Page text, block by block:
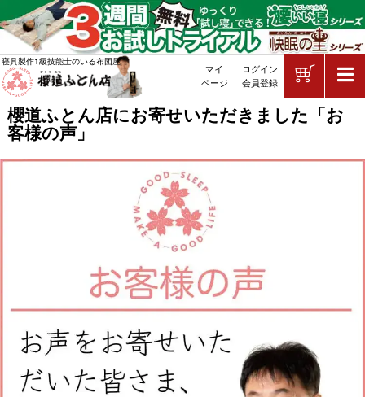
櫻道ふとん店にお寄せいただきました「お
客様の声」
敷布団・掛け布団・羽毛布団・マ
寝具製作1級技能士のいる布団屋
マイ
ページ
ログイン
会員登録